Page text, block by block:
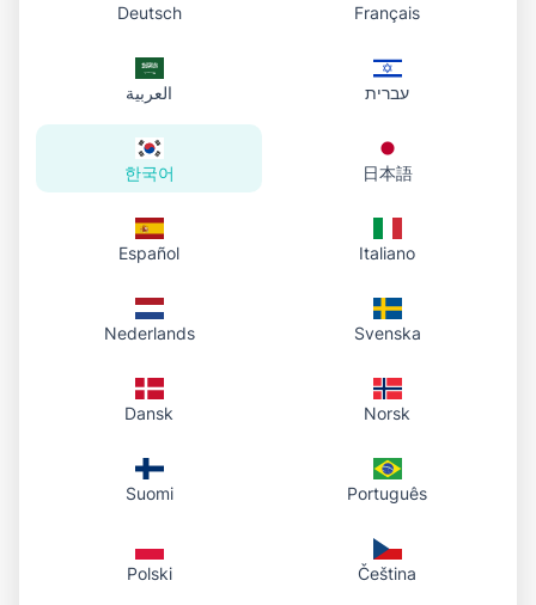
Deutsch Français
العربية עברית
한국어 日本語
Español Italiano
Nederlands Svenska
Dansk Norsk
Suomi Português
Polski Čeština